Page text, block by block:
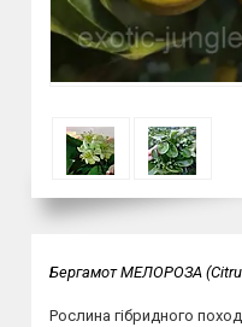
Бергамот МЕЛОРОЗА
Рослина гібридного